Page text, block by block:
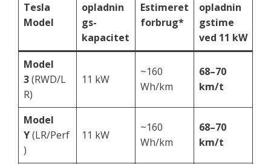
Tesla
Model
opladnin
gs-
kapacitet
Estimeret
forbrug*
opladnin
gstime
ved 11 kW
Model
3(RWD/L
R)
11 kW
~160
Wh/km
68–70
km/t
Model
Y(LR/Perf
)
11 kW
~160
Wh/km
68–70
km/t